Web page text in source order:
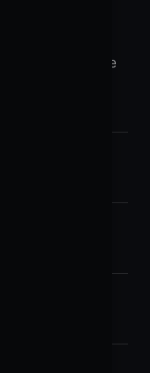
LED madla,
a
Další realizace
délkách